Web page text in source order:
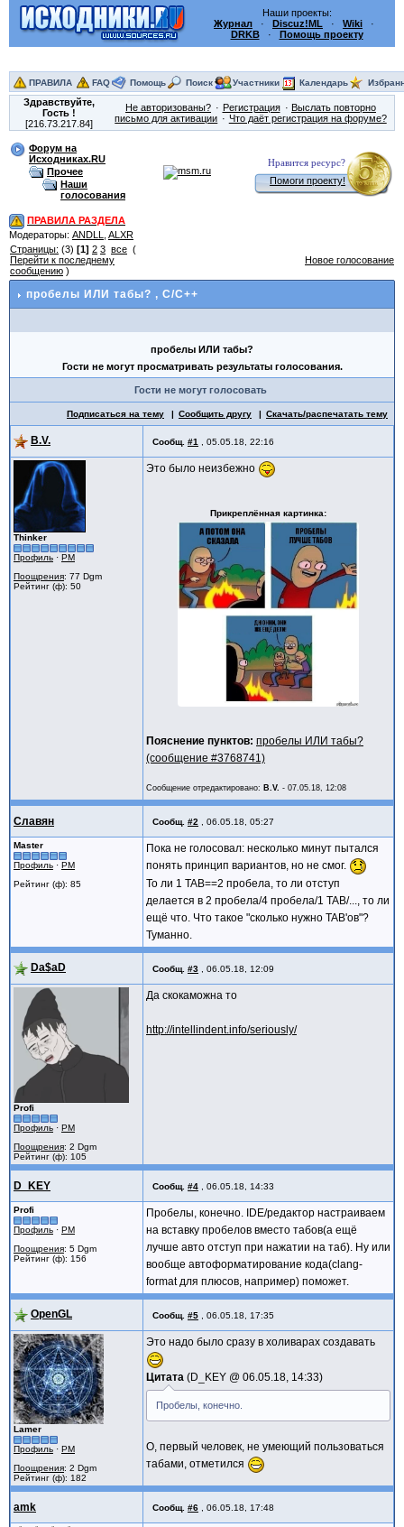
Наши проекты:
Журнал · Discuz!ML · Wiki ·
DRKB· Помощь проекту
ПРАВИЛА FAQ Помощь Поиск Участники Календарь
Здравствуйте,
Гость!
[216.73.217.84]
Не авторизованы? Регистрация
Выслать повторно
письмо для активации
Что даёт регистрация на форуме?
Форум на
Исходниках.RU
Прочее
Наши
голосования
Нравится ресурс?
Помоги проекту!
ПРАВИЛА РАЗДЕЛА
Модераторы: ANDLL
ALXR
Страницы: (3) [1] 2 3 все (
Перейти к последнему
сообщению )
Новое голосование
пробелы ИЛИ табы? , C/C++
пробелы ИЛИ табы?
Гости не могут просматривать результаты голосования.
Гости не могут голосовать
Подписаться на тему Сообщить другу Скачать/распечатать тему
B.V. Сообщ. #1 05.05.18, 22:16
Thinker
Профиль · PM
Поощрения: 77 Dgm
Рейтинг (ф): 50
Это было неизбежно
Прикреплённая картинка
Пояснение пунктов: пробелы ИЛИ табы?
(сообщение #3768741)
Сообщение отредактировано: B.V. - 07.05.18, 12:08
Славян Сообщ. #2 06.05.18, 05:27
Master
Профиль · PM
Рейтинг (ф): 85
Пока не голосовал: несколько минут пытался
понять принцип вариантов, но не смог.
То ли 1 TAB==2 пробела, то ли отступ
делается в 2 пробела/4 пробела/1 TAB/..., то ли
ещё что. Что такое "сколько нужно TAB'ов"?
Туманно.
Da$aD Сообщ. #3 06.05.18, 12:09
Profi
Профиль · PM
Поощрения: 2 Dgm
Рейтинг (ф): 105
Да скокаможна то
http://intellindent.info/seriously/
D_KEY Сообщ. #4 06.05.18, 14:33
Profi
Профиль · PM
Поощрения: 5 Dgm
Рейтинг (ф): 156
Пробелы, конечно. IDE/редактор настраиваем
на вставку пробелов вместо табов(а ещё
лучше авто отступ при нажатии на таб). Ну или
вообще автоформатирование кода(clang-
format для плюсов, например) поможет.
OpenGL Сообщ. #5 06.05.18, 17:35
Lamer
Профиль · PM
Поощрения: 2 Dgm
Рейтинг (ф): 182
Это надо было сразу в холиварах создавать
Цитата D_KEY @ 06.05.18, 14:33
Пробелы, конечно.
О, первый человек, не умеющий пользоваться
табами, отметился
amk Сообщ. #6 06.05.18, 17:48